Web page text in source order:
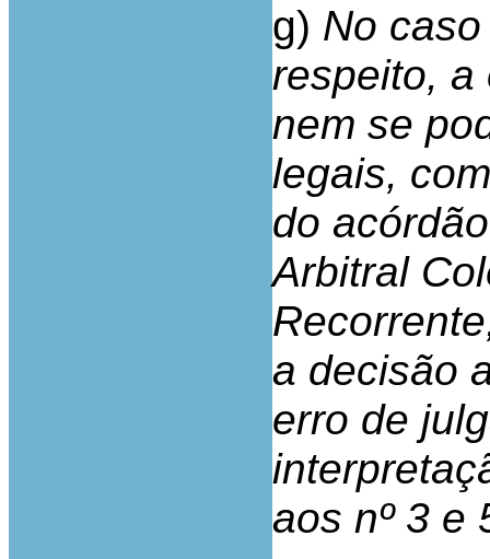
g) No
respeito, a
nem se
legais,
do
Arbitral
a decisão
erro de
aos nº 3 e